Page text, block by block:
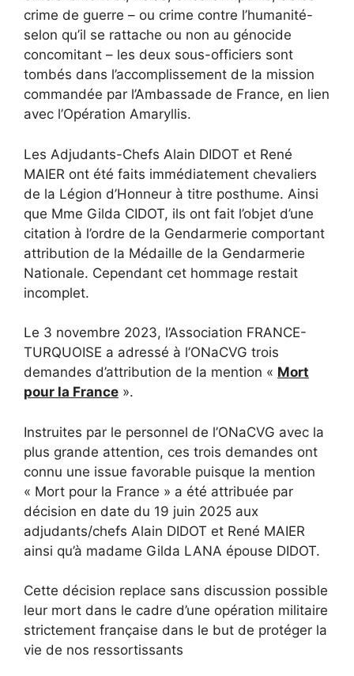
crime de guerre – ou crime contre l’humanité-
selon qu’il se rattache ou non au génocide
concomitant – les deux sous-officiers sont
tombés dans l’accomplissement de la mission
commandée par l’Ambassade de France, en lien
avec l’Opération Amaryllis.
Les Adjudants-Chefs Alain DIDOT et René
MAIER ont été faits immédiatement chevaliers
de la Légion d’Honneur à titre posthume. Ainsi
que Mme Gilda CIDOT, ils ont fait l’objet d’une
citation à l’ordre de la Gendarmerie comportant
attribution de la Médaille de la Gendarmerie
Nationale. Cependant cet hommage restait
incomplet.
Le 3 novembre 2023, l’Association FRANCE-
TURQUOISE a adressé à l’ONaCVG trois
demandes d’attribution de la mention « Mort
pour la France ».
Instruites par le personnel de l’ONaCVG avec la
plus grande attention, ces trois demandes ont
connu une issue favorable puisque la mention
« Mort pour la France » a été attribuée par
décision en date du 19 juin 2025 aux
adjudants/chefs Alain DIDOT et René MAIER
ainsi qu’à madame Gilda LANA épouse DIDOT.
Cette décision replace sans discussion possible
leur mort dans le cadre d’une opération militaire
strictement française dans le but de protéger la
vie de nos ressortissants